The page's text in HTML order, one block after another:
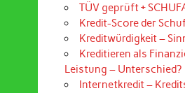
TÜV geprüft +
Kredit-Score der
Kreditwürdigkeit –
Kreditieren als
Leistung – Unterschied?
Internetkredit –